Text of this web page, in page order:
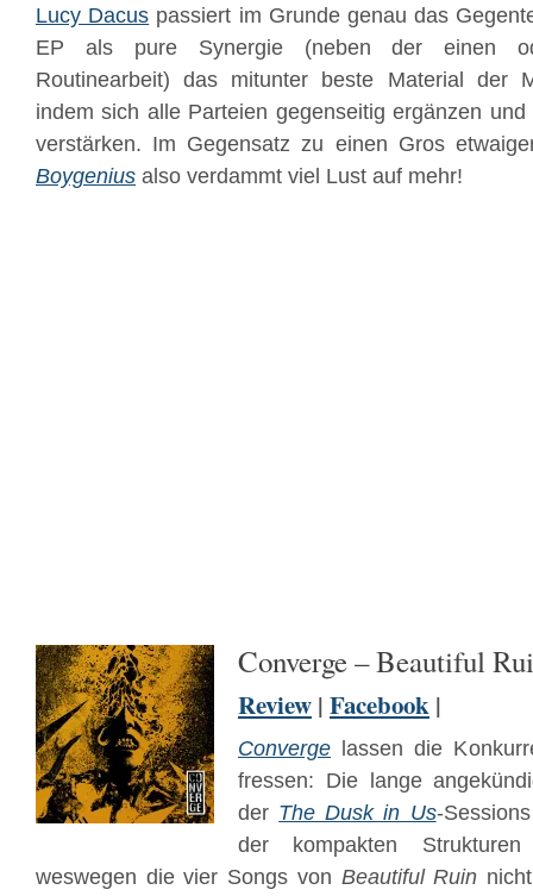
Lucy Dacus passiert im Grunde genau das
EP als pure Synergie (neben der einen
Routinearbeit) das mitunter beste Material der
indem sich alle Parteien gegenseitig ergänzen
verstärken. Im Gegensatz zu einen Gros
Boygenius also verdammt viel Lust auf mehr!
Converge – Beautiful
Review | Facebook |
Converge lassen die
fressen: Die lange
der The Dusk in Us-
der kompakten
weswegen die vier Songs von Beautiful Ruin